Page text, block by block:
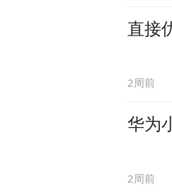
直接
2周前
华为
2周前